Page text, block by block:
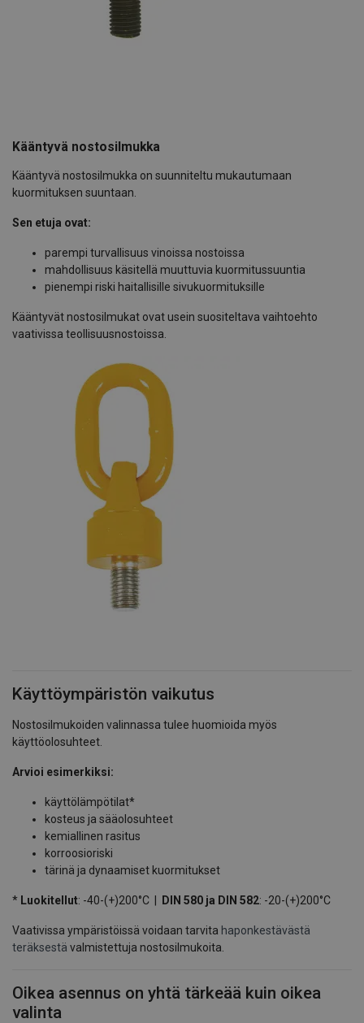
Kääntyvä nostosilmukka
Kääntyvä nostosilmukka on suunniteltu mukautumaan
kuormituksen suuntaan.
Sen etuja ovat:
parempi turvallisuus vinoissa nostoissa
mahdollisuus käsitellä muuttuvia kuormitussuuntia
pienempi riski haitallisille sivukuormituksille
Kääntyvät nostosilmukat ovat usein suositeltava vaihtoehto
vaativissa teollisuusnostoissa.
Käyttöympäristön vaikutus
Nostosilmukoiden valinnassa tulee huomioida myös
käyttöolosuhteet.
Arvioi esimerkiksi:
käyttölämpötilat*
kosteus ja sääolosuhteet
kemiallinen rasitus
korroosioriski
tärinä ja dynaamiset kuormitukset
* Luokitellut: -40-(+)200°C | DIN 580 ja DIN 582: -20-(+)200°C
Vaativissa ympäristöissä voidaan tarvita haponkestävästä
teräksestä valmistettuja nostosilmukoita.
Oikea asennus on yhtä tärkeää kuin oikea
valinta